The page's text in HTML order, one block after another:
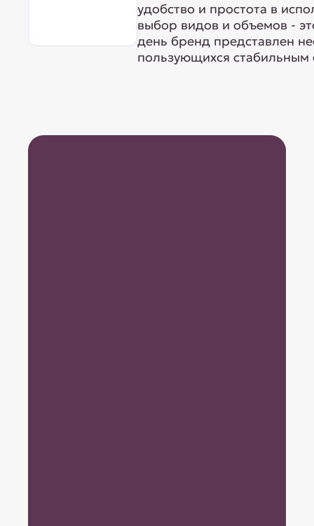
удобство и простота в
выбор видов и объемов -
день бренд представлен
пользующихся стабильным